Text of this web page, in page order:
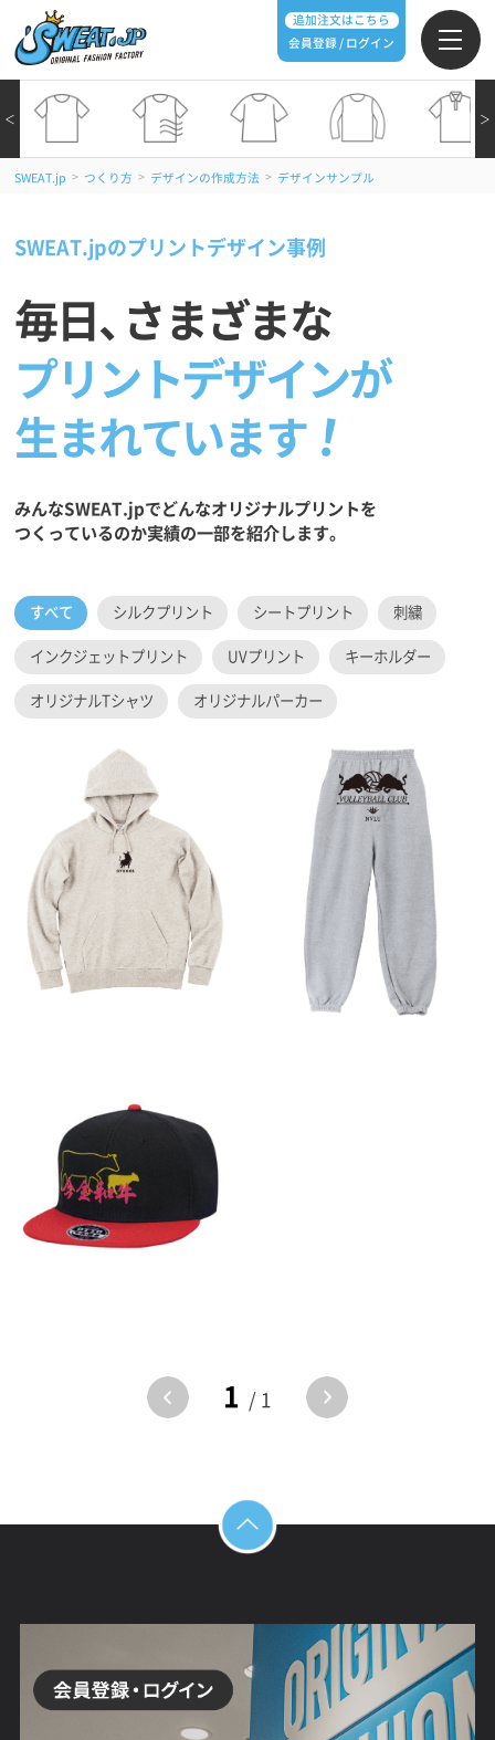
追加注文はこちら
会員登録 / ログイン
＞
＜
SWEAT.jp > つくり方 > デザインの作成方法 > デザインサンプル
SWEAT.jpのプリントデザイン事例
毎日 、 さまざまな
プリントデザインが
生まれています
みんなSWEAT.jpでどんなオリジナルプリントを
つくっているのか実績の一部を紹介します。
すべて シルクプリント シートプリント 刺繍
インクジェットプリント UVプリント キーホルダー
オリジナルTシャツ オリジナルパーカー
1 / 1